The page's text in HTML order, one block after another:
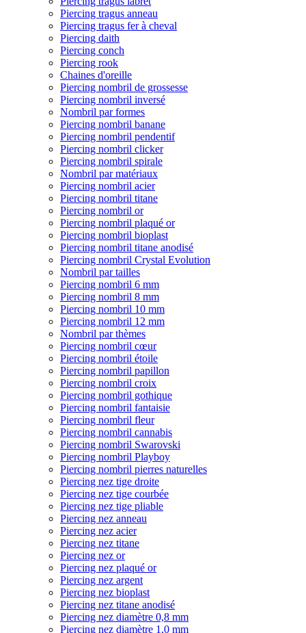
Piercing tragus anneau
Piercing tragus fer à cheval
Piercing daith
Piercing conch
Piercing rook
Chaines d'oreille
Piercing nombril de grossesse
Piercing nombril inversé
Nombril par formes
Piercing nombril banane
Piercing nombril pendentif
Piercing nombril clicker
Piercing nombril spirale
Nombril par matériaux
Piercing nombril acier
Piercing nombril titane
Piercing nombril or
Piercing nombril plaqué or
Piercing nombril bioplast
Piercing nombril titane anodisé
Piercing nombril Crystal Evolution
Nombril par tailles
Piercing nombril 6 mm
Piercing nombril 8 mm
Piercing nombril 10 mm
Piercing nombril 12 mm
Nombril par thèmes
Piercing nombril cœur
Piercing nombril étoile
Piercing nombril papillon
Piercing nombril croix
Piercing nombril gothique
Piercing nombril fantaisie
Piercing nombril fleur
Piercing nombril cannabis
Piercing nombril Swarovski
Piercing nombril Playboy
Piercing nombril pierres naturelles
Piercing nez tige droite
Piercing nez tige courbée
Piercing nez tige pliable
Piercing nez anneau
Piercing nez acier
Piercing nez titane
Piercing nez or
Piercing nez plaqué or
Piercing nez argent
Piercing nez bioplast
Piercing nez titane anodisé
Piercing nez diamètre 0,8 mm
Piercing nez diamètre 1,0 mm